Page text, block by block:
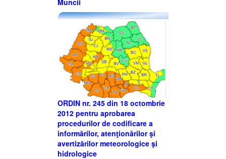
Muncii
ORDIN nr. 245 din 18 octombrie
2012 pentru aprobarea
procedurilor de codificare a
informărilor, atenţionărilor şi
avertizărilor meteorologice şi
hidrologice